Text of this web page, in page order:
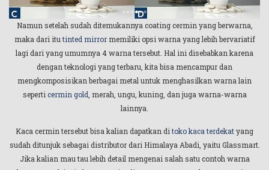
Namun setelah sudah ditemukannya coating cermin yang berwarna,
maka dari itutinted mirrormemiliki opsi warna yang lebih bervariatif
lagi dari yang umumnya 4 warna tersebut. Hal ini disebabkan karena
dengan teknologi yang terbaru, kita bisa mencampur dan
mengkomposisikan berbagai metal untuk menghasilkan warna lain
seperti cermin gold , merah, ungu, kuning, dan juga warna-warna
lainnya.
Kaca cermin tersebut bisa kalian dapatkan ditoko kaca terdekatyang
sudah ditunjuk sebagai distributor dari Himalaya Abadi, yaitu Glassmart.
Jika kalian mau tau lebih detail mengenai salah satu contoh warna